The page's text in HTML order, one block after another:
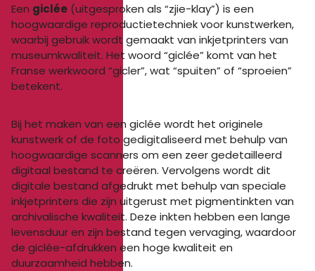
Een giclée (uitgesproken als “zjie-klay”) is een
hoogwaardige reproductietechniek voor kunstwerken,
waarbij gebruik wordt gemaakt van inkjetprinters van
museumkwaliteit. Het woord “giclée” komt van het
Franse werkwoord “gicler”, wat “spuiten” of “sproeien”
betekent.
Bij het maken van een giclée wordt het originele
kunstwerk of de foto gedigitaliseerd met behulp van
hoogwaardige scanners om een zeer gedetailleerd
digitaal bestand te creëren. Vervolgens wordt dit
digitale bestand afgedrukt met behulp van speciale
inkjetprinters die zijn uitgerust met pigmentinkten van
archivalische kwaliteit. Deze inkten hebben een lange
levensduur en zijn bestand tegen vervaging, waardoor
de giclée-afdrukken een hoge kwaliteit en
duurzaamheid hebben.